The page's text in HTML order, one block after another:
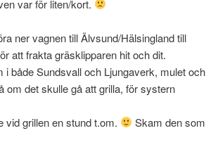
var för liten/kort.
ner vagnen till Älvsund/Hälsingland till
att frakta gräsklipparen hit och dit.
både Sundsvall och Ljungaverk, mulet och
om det skulle gå att grilla, för systern
vid grillen en stund t.om.
Skam den som